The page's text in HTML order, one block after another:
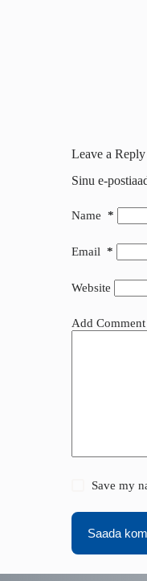
Leave a Reply
Sinu e-
Name *
Email *
Website
Add Comment
Save my
Saada